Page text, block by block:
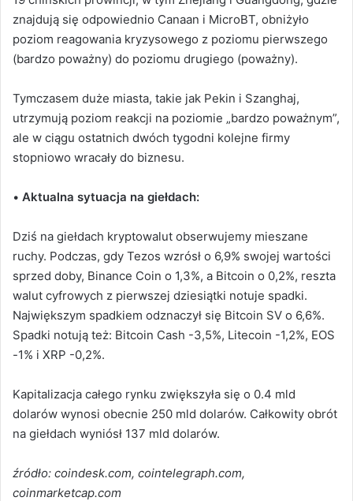
znajdują się odpowiednio Canaan i MicroBT, obniżyło
poziom reagowania kryzysowego z poziomu pierwszego
(bardzo poważny) do poziomu drugiego (poważny).
Tymczasem duże miasta, takie jak Pekin i Szanghaj,
utrzymują poziom reakcji na poziomie „bardzo poważnym”,
ale w ciągu ostatnich dwóch tygodni kolejne firmy
stopniowo wracały do ​​biznesu.
• Aktualna sytuacja na giełdach:
Dziś na giełdach kryptowalut obserwujemy mieszane
ruchy. Podczas, gdy Tezos wzrósł o 6,9% swojej wartości
sprzed doby, Binance Coin o 1,3%, a Bitcoin o 0,2%, reszta
walut cyfrowych z pierwszej dziesiątki notuje spadki.
Największym spadkiem odznaczył się Bitcoin SV o 6,6%.
Spadki notują też: Bitcoin Cash -3,5%, Litecoin -1,2%, EOS
-1% i XRP -0,2%.
Kapitalizacja całego rynku zwiększyła się o 0.4 mld
dolarów wynosi obecnie 250 mld dolarów. Całkowity obrót
na giełdach wyniósł 137 mld dolarów.
źródło: coindesk.com, cointelegraph.com,
coinmarketcap.com